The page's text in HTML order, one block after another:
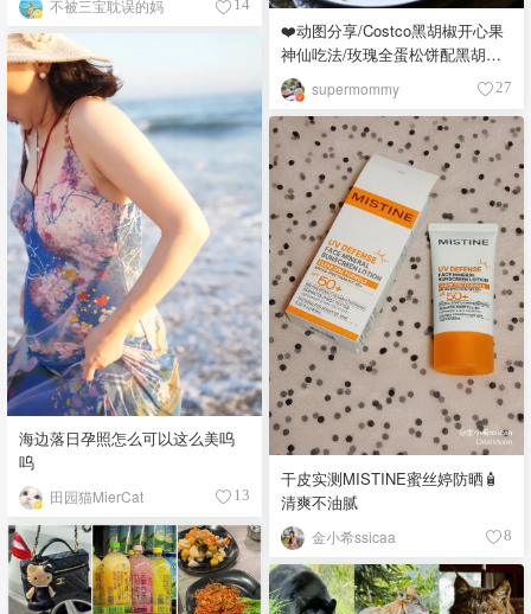
❤️动图分享/Costco黑胡椒开心果
神仙吃法/玫瑰全蛋松饼配黑胡椒
开心果碎太惊艳😍
supermommy 27
不被三宝耽误的妈 14
海边落日孕照怎么可以这么美呜
呜
田园猫MierCat 13
干皮实测MISTINE蜜丝婷防晒🧴
清爽不油腻
金小希ssicaa 8